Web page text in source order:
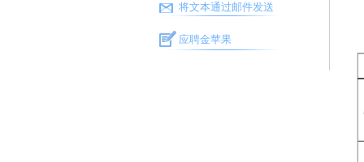
将文本通过邮件发送
应聘金苹果